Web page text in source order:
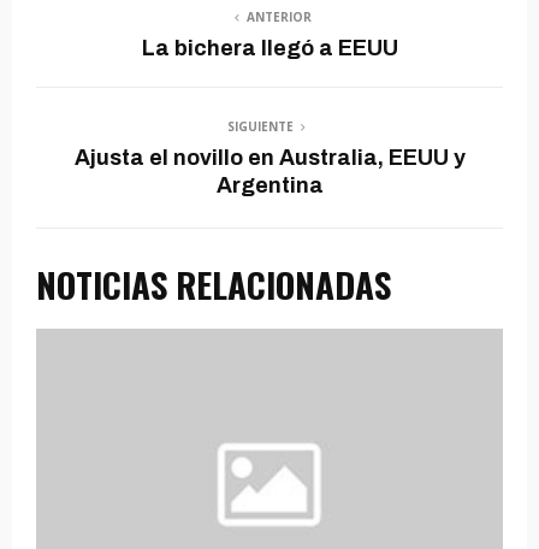
ANTERIOR
La bichera llegó a EEUU
SIGUIENTE
Ajusta el novillo en Australia, EEUU y
Argentina
NOTICIAS RELACIONADAS